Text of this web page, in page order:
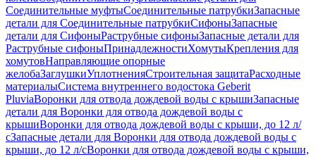
Соединительные муфтыСоединительные патрубкиЗапасные
детали для Соединительные патрубкиСифоныЗапасные
детали для СифоныРаструбные сифоныЗапасные детали для
Раструбные сифоныПринадлежностиХомутыКрепления для
хомутовНаправляющие опорные
желобаЗаглушкиУплотненияСтроительная защитаРасходные
материалыСистема внутреннего водостока Geberit
PluviaВоронки для отвода дождевой воды с крышиЗапасные
детали для Воронки для отвода дождевой воды с
крышиВоронки для отвода дождевой воды с крыши, до 12 л/
сЗапасные детали для Воронки для отвода дождевой воды с
крыши, до 12 л/сВоронки для отвода дождевой воды с крыши,